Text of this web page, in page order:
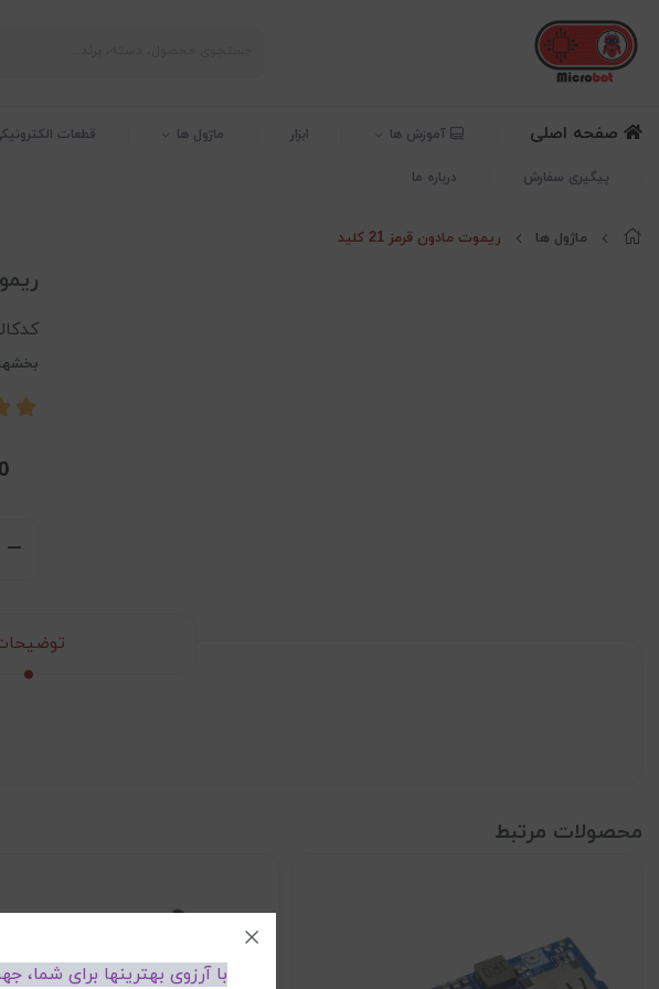
صفحه اصلی آموزش ها ابزار ماژول ها قطعات
پیگیری سفارش درباره ما
ماژول ها ریموت مادون قرمز 21 کلید
محصولات مرتبط
با آرزوی بهترینها برای